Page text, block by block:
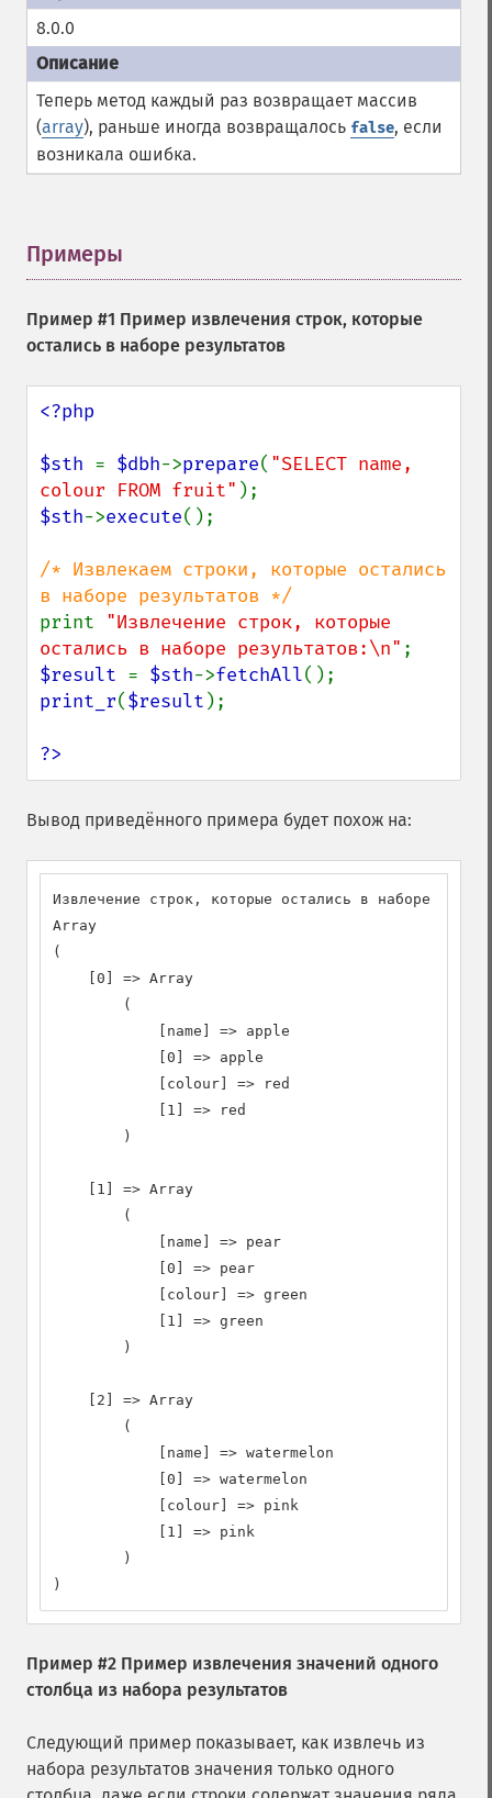
8.0.0
Теперь метод каждый раз возвращает массив
(array), раньше иногда возвращалось false, если
возникала ошибка.
Примеры
Пример #1 Пример извлечения строк, которые
остались в наборе результатов
<?php
$sth = $dbh->prepare( "SELECT name,
colour FROM fruit"
$sth->execute();
/* Извлекаем строки, которые остались
print "Извлечение строк, которые
остались в наборе результатов:\n"
$result = $sth->fetchAll
print_r($result );
?>
Вывод приведённого примера будет похож на:
Извлечение строк, которые остались в наборе
Array
(
    [0] => Array
        (
            [name] => apple
            [0] => apple
            [colour] => red
            [1] => red
        )
    [1] => Array
        (
            [name] => pear
            [0] => pear
            [colour] => green
            [1] => green
        )
    [2] => Array
        (
            [name] => watermelon
            [0] => watermelon
            [colour] => pink
            [1] => pink
        )
)
Пример #2 Пример извлечения значений одного
столбца из набора результатов
Следующий пример показывает, как извлечь из
набора результатов значения только одного